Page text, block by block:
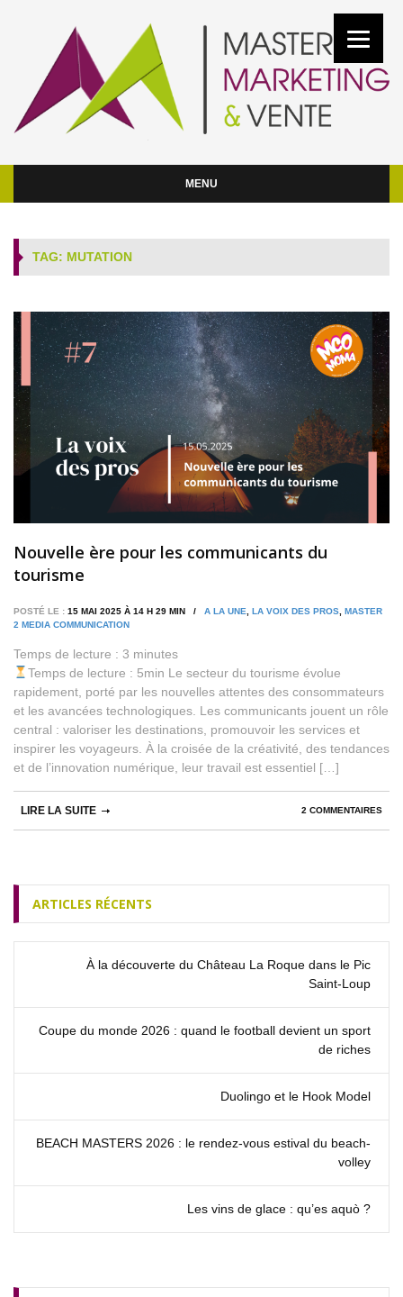
MENU
TAG: MUTATION
Nouvelle ère pour les communicants du
tourisme
POSTÉ LE : 15 MAI 2025 À 14 H 29 MIN / A LA UNE LA VOIX DES PROS MASTER
2 MEDIA COMMUNICATION
Temps de lecture : 3 minutes
Temps de lecture : 5min Le secteur du tourisme évolue
rapidement, porté par les nouvelles attentes des consommateurs
et les avancées technologiques. Les communicants jouent un rôle
central : valoriser les destinations, promouvoir les services et
inspirer les voyageurs. À la croisée de la créativité, des tendances
et de l’innovation numérique, leur travail est essentiel […]
2 COMMENTAIRES
LIRE LA SUITE
ARTICLES RÉCENTS
À la découverte du Château La Roque dans le Pic
Saint‑Loup
Coupe du monde 2026 : quand le football devient un sport
de riches
Duolingo et le Hook Model
BEACH MASTERS 2026 : le rendez‑vous estival du beach-
volley
Les vins de glace : qu’es aquò ?